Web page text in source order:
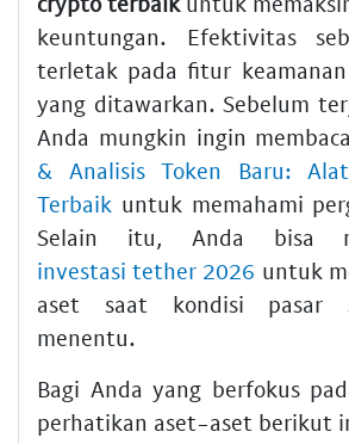
keuntungan. Efektivitas
terletak pada fitur
yang ditawarkan. Sebelum
Anda mungkin ingin membaca
& Analisis Token Baru:
Terbaik untuk memahami
Selain itu, Anda bisa
investasi tether 2026 untuk
aset saat kondisi pasar
menentu.
Bagi Anda yang berfokus
perhatikan aset-aset berikut